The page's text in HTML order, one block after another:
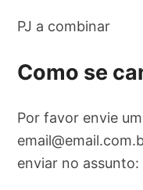
PJ a combinar
Como se
Por favor envie
enviar no assunto: